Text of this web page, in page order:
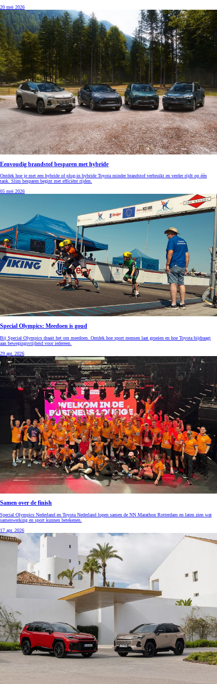
20 mei 2026
Eenvoudig brandstof besparen met hybride
Ontdek hoe je met een hybride of plug-in hybride Toyota minder brandstof verbruikt en verder rijdt op één
tank. Slim besparen begint met efficiënt rijden.
05 mei 2026
Special Olympics: Meedoen is goud
Bij Special Olympics draait het om meedoen. Ontdek hoe sport mensen laat groeien en hoe Toyota bijdraagt
aan bewegingsvrijheid voor iedereen.
29 apr. 2026
Samen over de finish
Special Olympics Nederland en Toyota Nederland lopen samen de NN Marathon Rotterdam en laten zien wat
samenwerking en sport kunnen betekenen.
17 apr. 2026